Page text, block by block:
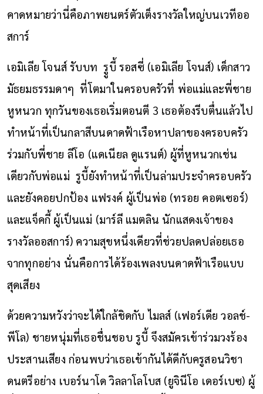
คาดหมายว่านี่คือภาพยนตร์ตัวเต็งรางวัลใหญ่บนเวทีออ
สการ์
เอมิเลีย โจนส์ รับบท รููบี้ รอสซี่ (เอมิเลีย โจนส์) เด็กสาว
มัธยมธรรมดาๆ ที่โตมาในครอบครัวที่ พ่อแม่และพี่ชาย
หูหนวก ทุกวันของเธอเริ่มตอนตี 3 เธอต้องรีบตื่นแล้วไป
ทำหน้าที่เป็นกลาสีบนดาดฟ้าเรือหาปลาของครอบครัว
ร่วมกับพี่ชาย ลีโอ (แดเนียล ดูแรนต์) ผู้ที่หูหนวกเช่น
เดียวกับพ่อแม่ รูบี้ยังทำหน้าที่เป็นล่ามประจำครอบครัว
และยังคอยปกป้อง แฟรงค์ ผู้เป็นพ่อ (ทรอย คอตเซอร์)
และแจ็คกี้ ผู้เป็นแม่ (มาร์ลี แมตลิน นักแสดงเจ้าของ
รางวัลออสการ์) ความสุขหนึ่งเดียวที่ช่วยปลดปล่อยเธอ
จากทุกอย่าง นั่นคือการได้ร้องเพลงบนดาดฟ้าเรือแบบ
สุดเสียง
ด้วยความหวังว่าจะได้ใกล้ชิดกับ ไมลส์ (เฟอร์เดีย วอลช์-
พีโล) ชายหนุ่มที่เธอชื่นชอบ รูบี้ จึงสมัครเข้าร่วมวงร้อง
ประสานเสียง ก่อนพบว่าเธอเข้ากันได้ดีกับครูสอนวิชา
ดนตรีอย่าง เบอร์นาโด วิลลาโลโบส (ยูจินีโอ เดอร์เบซ) ผู้